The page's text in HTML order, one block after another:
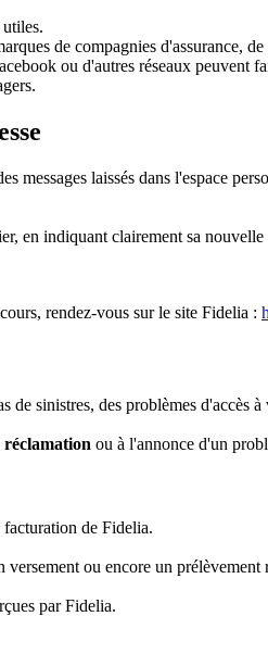
de compagnies d'assurance,
ou d'autres réseaux peuvent
messages laissés dans l'espace
en indiquant clairement sa
rendez-vous sur le site Fidelia :
sinistres, des problèmes d'accès
réclamation ou à l'annonce d'un
facturation de Fidelia.
versement ou encore un
par Fidelia.